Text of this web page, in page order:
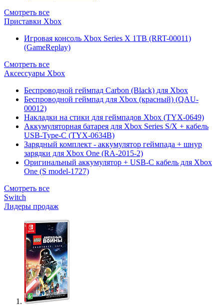
Смотреть все
Приставки Xbox
Игровая консоль Xbox Series X 1TB (RRT-00011)
(GameReplay)
Смотреть все
Аксессуары Xbox
Беспроводной геймпад Carbon (Black) для Xbox
Беспроводной геймпад для Xbox (красный) (QAU-
00012)
Накладки на стики для геймпадов Xbox (TYX-0649)
Аккумуляторная батарея для Xbox Series S/X + кабель
USB-Type-C (TYX-0634B)
Зарядный комплект - аккумулятор геймпада + шнур
зарядки для Xbox One (RA-2015-2)
Оригинальный аккумулятор + USB-C кабель для Xbox
One (S model-1727)
Смотреть все
Switch
Лидеры продаж